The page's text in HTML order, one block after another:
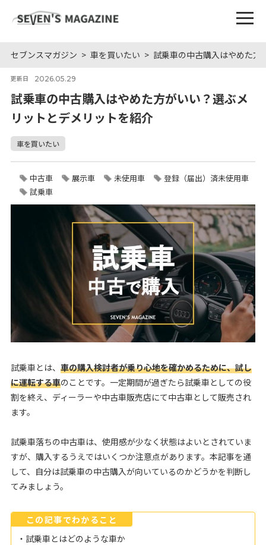
セブンスマガジン 車を買いたい 試乗車の中古購入はやめた
更新日 2026.05.29
試乗車の中古購入はやめた方がいい？選ぶメ
リットとデメリットを紹介
車を買いたい
中古車 展示車 未使用車
登録（届出）済未使用車
試乗車
試乗車とは、 車の購入検討者が乗り心地を確かめるために、試し
に運転する車のことです。一定期間が過ぎたら試乗車としての役
割を終え、ディーラーや中古車販売店にて中古車として販売され
ます。
試乗車落ちの中古車は、使用感が少なく状態はよいとされていま
すが、購入するうえではいくつか注意点があります。本記事を通
して、自分は試乗車の中古購入が向いているのかどうかを判断し
てみましょう。
この記事でわかること
・試乗車とはどのような車か